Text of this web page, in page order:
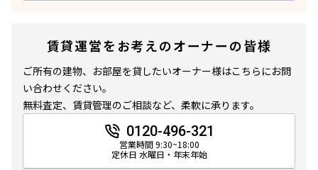
賃貸運営をお考えのオーナーの皆様
ご所有の建物、お部屋を貸したいオーナー様はこちらにお問
い合わせください。
無料査定、賃貸管理のご相談など、柔軟に承ります。
0120-496-321
営業時間 9:30~18:00
定休日 水曜日・年末年始